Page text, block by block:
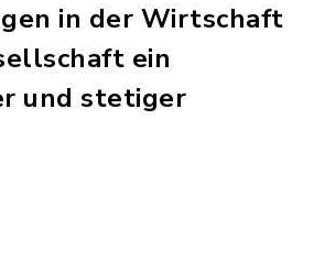
in der Wirtschaft
ein
und stetiger